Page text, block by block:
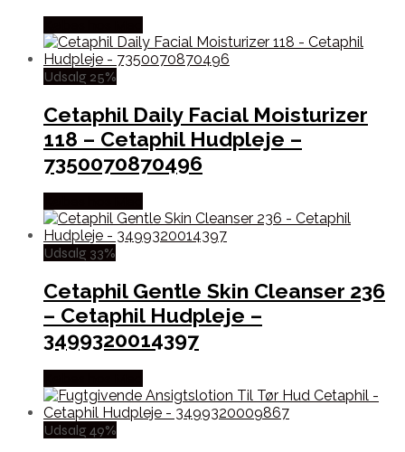
Udsalg 25%
Cetaphil Daily Facial Moisturizer
118 – Cetaphil Hudpleje –
7350070870496
Udsalg 33%
Cetaphil Gentle Skin Cleanser 236
– Cetaphil Hudpleje –
3499320014397
Udsalg 49%